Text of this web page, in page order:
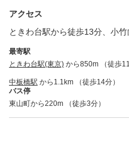
アクセス
ときわ台駅から徒歩13分、小
最寄駅
ときわ台駅(東京) から850m （徒歩11
中板橋駅 から1.1km （徒歩14分）
バス停
東山町から220m （徒歩3分）